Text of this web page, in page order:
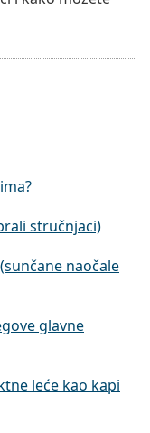
stručnjaci)
naočale
glavne
leće kao kapi